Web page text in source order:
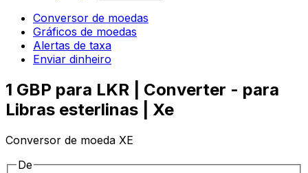
Conversor de moedas
Gráficos de moedas
Alertas de taxa
Enviar dinheiro
1 GBP para LKR | Converter - para
Libras esterlinas | Xe
Conversor de moeda XE
De